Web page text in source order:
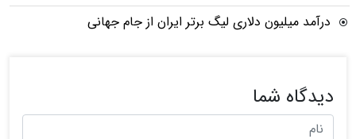
درآمد میلیون دلاری لیگ برتر ایران از جام جهانی
دیدگاه شما